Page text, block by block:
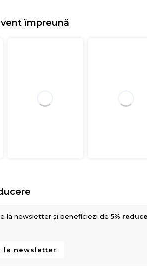
împreună
la newsletter și beneficiezi de5%
la newsletter